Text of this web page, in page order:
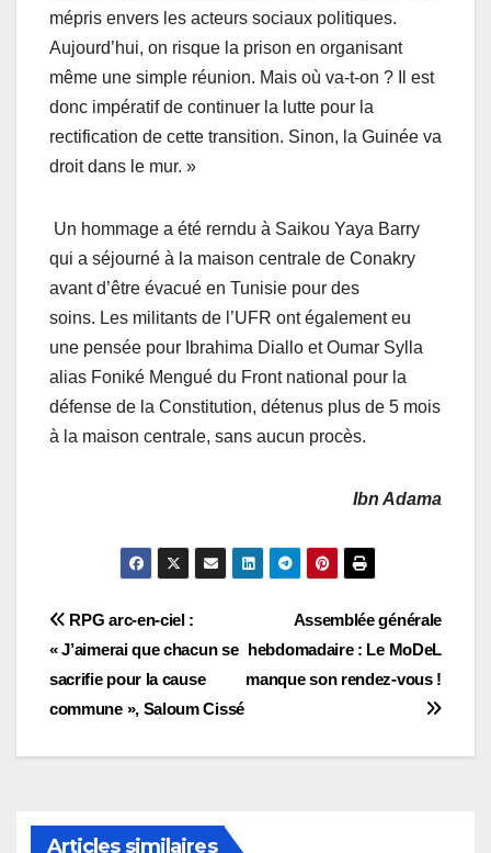
mépris envers les acteurs sociaux politiques.
Aujourd’hui, on risque la prison en organisant
même une simple réunion. Mais où va-t-on ? Il est
donc impératif de continuer la lutte pour la
rectification de cette transition. Sinon, la Guinée va
droit dans le mur. »
Un hommage a été rerndu à Saikou Yaya Barry
qui a séjourné à la maison centrale de Conakry
avant d’être évacué en Tunisie pour des
soins. Les militants de l’UFR ont également eu
une pensée pour Ibrahima Diallo et Oumar Sylla
alias Foniké Mengué du Front national pour la
défense de la Constitution, détenus plus de 5 mois
à la maison centrale, sans aucun procès.
Ibn Adama
Navigation
de
l’article
Assemblée générale
hebdomadaire : Le MoDeL
manque son rendez-vous !
RPG arc-en-ciel :
« J’aimerai que chacun se
sacrifie pour la cause
commune », Saloum Cissé
Articles similaires